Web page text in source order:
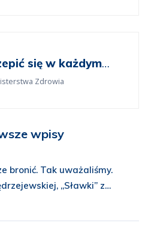
wpisy
bronić. Tak uważaliśmy.
„Sławki” z
się w każdym
Zdrowia